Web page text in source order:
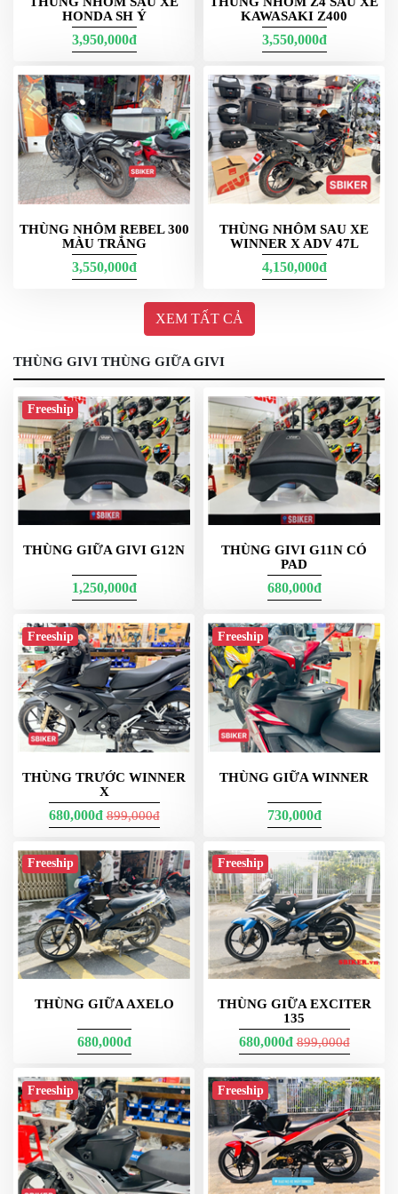
E23NS Givi
E23NS là bản23 lítmang diện mạo hiện đại; một số cấu hình cho
tăng nhận diện phía sau, vẫn ưu tiên thao tác nhanh – bền hằng
ngày. Khi lắp, nên dùng jack tương thích để bảo toàn hệ thống
điện zin của xe.
Dạ bản E23n vàng này các bạn cần lắp đèn xi nhan trên thùng
nhé.
E23G730 Thùng Hông
E23G nổi bật với tôngtrắngvà xi-nhan tích hợp, phù hợp người
thích khác biệt và hay chạy đêm. Khoang 23 lít đủ cho đồ cá
nhân, áo mưa, giày nhẹ. Kết hợp thùng top 27–39 lít phía sau sẽ
tạo set dung tích cân đối cho tour dài mà vẫn đẹp dáng.
Lưu ý cho các bạn là :
mua thùng hông đừng có nghe ngta nói vớ vẩn rồi mua rẻ không
có đâu ạ hàng chính hãng cũng trên 3tr 1 bộ ạ chưa tính phát sinh
các bạn toàn đi mua mỗi 2 cái thùng rồi không chọn khung
xong về bảo sao không có khung hay gắn không vừa ??
Dạ đây là thung hong Givi E23g730 màu nắp trắng nha các bạn
Thùng Givi là thùng gắn xe máy của hãng Givi
Bảng Giá Thùng Givi Chính Hãng :
Dưới đây làbảng giá thùng GIVI nhựa chính hãng (Made in
HONDA SH Ý
3,950,000đ
KAWASAKI Z400
3,550,000đ
THÙNG NHÔM REBEL 300
MÀU TRẮNG
3,550,000đ
THÙNG NHÔM SAU XE
WINNER X ADV 47L
4,150,000đ
XEM TẤT CẢ
THÙNG GIVI THÙNG GIỮA GIVI
Freeship
THÙNG GIỮA GIVI G12N
1,250,000đ
THÙNG GIVI G11N CÓ
PAD
680,000đ
Freeship
THÙNG TRƯỚC WINNER
X
680,000đ899,000đ
Freeship
THÙNG GIỮA WINNER
730,000đ
Freeship
THÙNG GIỮA AXELO
680,000đ
Freeship
THÙNG GIỮA EXCITER
135
680,000đ899,000đ
Freeship Freeship